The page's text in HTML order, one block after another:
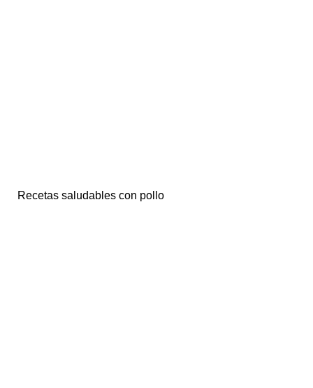
Recetas saludables con pollo